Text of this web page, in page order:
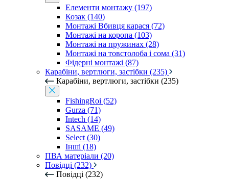
Елементи монтажу (197)
Козак (140)
Монтажі Вбивця карася (72)
Монтажі на коропа (103)
Монтажі на пружинах (28)
Монтажі на товстолоба і сома (31)
Фідерні монтажі (87)
Карабіни, вертлюги, застібки (235)
Карабіни, вертлюги, застібки (235)
FishingRoi (52)
Gurza (71)
Intech (14)
SASAME (49)
Select (30)
Інші (18)
ПВА матеріали (20)
Повідці (232)
Повідці (232)